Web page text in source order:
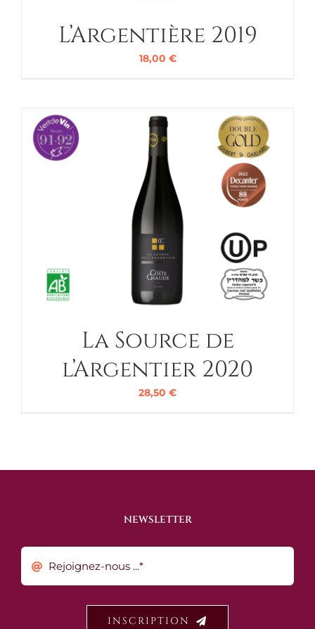
L’Argentière 2019
18,00 €
La Source de
l’Argentier 2020
28,50 €
NEWSLETTER
INSCRIPTION